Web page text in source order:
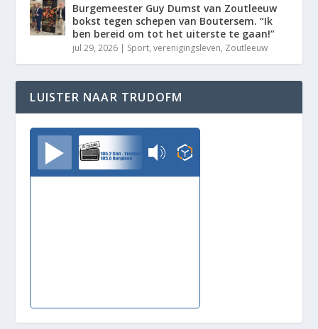
Burgemeester Guy Dumst van Zoutleeuw
bokst tegen schepen van Boutersem. “Ik
ben bereid om tot het uiterste te gaan!”
jul 29, 2026 | Sport,verenigingsleven, Zoutleeuw
LUISTER NAAR TRUDOFM
TrudoFM